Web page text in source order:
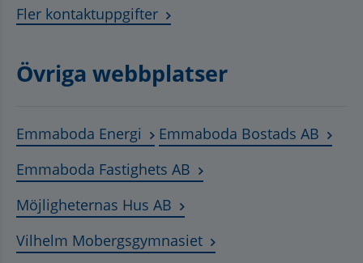
Fler kontaktuppgifter
Övriga webbplatser
Emmaboda Energi Länk till annan webbplats,
Emmaboda Bostads AB
Emmaboda Fastighets AB Länk till annan
Möjligheternas Hus AB Länk till annan webbplats,
Vilhelm MobergsgymnasietLänk till annan